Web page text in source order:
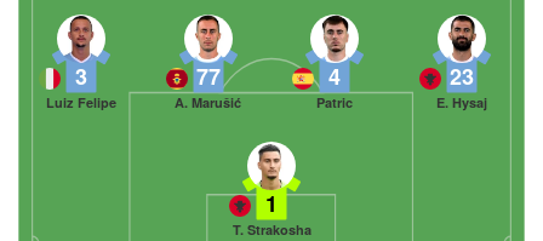
1
T. Strakosha
3
Luiz Felipe
77
A. Marušić
4
Patric
23
E. Hysaj